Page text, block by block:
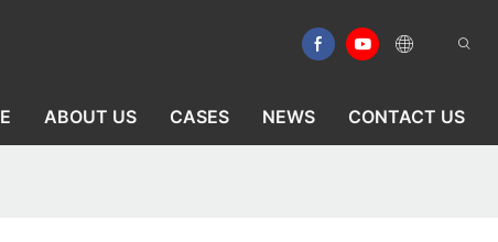
ABOUT US CASES NEWS CONTACT US